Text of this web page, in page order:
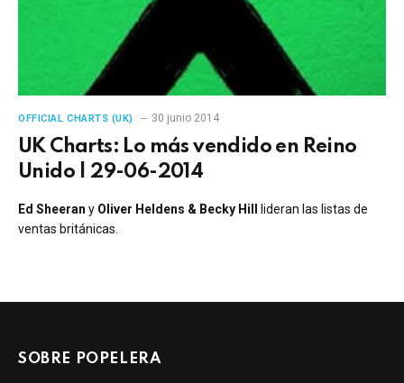
OFFICIAL CHARTS (UK) 30 junio 2014
UK Charts: Lo más vendido en Reino
Unido | 29-06-2014
Ed Sheeran y Oliver Heldens & Becky Hill
lideran las listas de
ventas británicas.
SOBRE POPELERA